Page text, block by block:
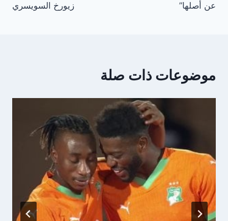
عن أصلها”
زيورخ السويسري
موضوعات ذات صلة